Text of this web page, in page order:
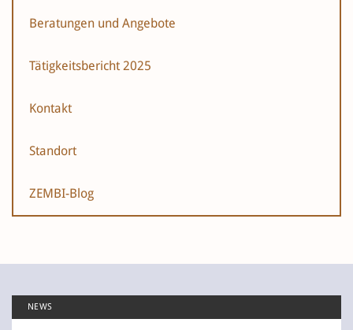
Beratungen und Angebote
Tätigkeitsbericht 2025
Kontakt
Standort
ZEMBI-Blog
NEWS